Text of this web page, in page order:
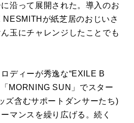
沿って展開された。導入のお
が紙芝居のおじいさ
玉にチャレンジしたことでも
ディーが秀逸な“EXILE B
MORNING SUN」でスター
ズ含むサポートダンサーたち)
マンスを繰り広げる。続く